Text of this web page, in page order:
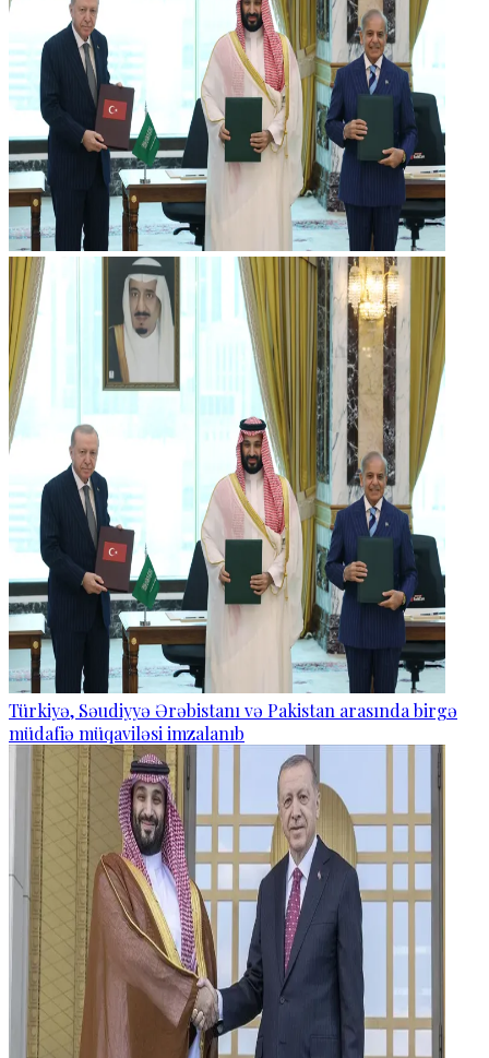
Türkiyə, Səudiyyə Ərəbistanı və Pakistan arasında birgə
müdafiə müqaviləsi imzalanıb